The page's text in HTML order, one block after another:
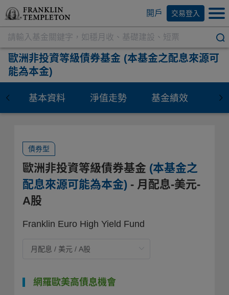
開戶 交易登入
歐洲非投資等級債券基金 (本基金之配息來源可
能為本金)
基本資料 淨值走勢 基金績效 資
債券型
歐洲非投資等級債券基金 (本基金之
配息來源可能為本金) - 月配息-美元-
A股
Franklin Euro High Yield Fund
網羅歐美高債息機會